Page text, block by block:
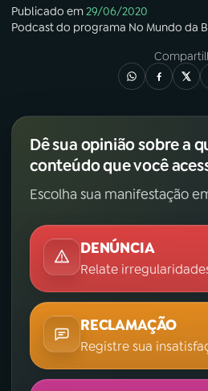
Publicado em29/06/2020
Podcastdo programa No Mundo da
Dê sua opinião sobre a
conteúdo que você
Escolha sua manifestação
DENÚNCIA
Relate
RECLAMAÇÃO
Registre sua